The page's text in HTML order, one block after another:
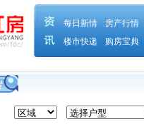
每日新情 房产行情
楼市快递
购房宝典